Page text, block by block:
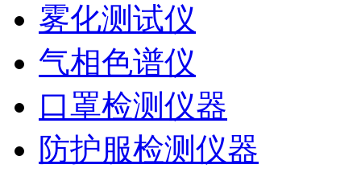
雾化测试仪
气相色谱仪
口罩检测仪器
防护服检测仪器